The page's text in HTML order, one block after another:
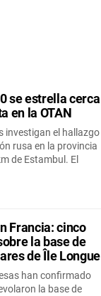
se estrella cerca
en la OTAN
investigan el hallazgo
rusa en la provincia
de Estambul. El
Francia: cinco
la base de
de Île Longue
han confirmado
la base de